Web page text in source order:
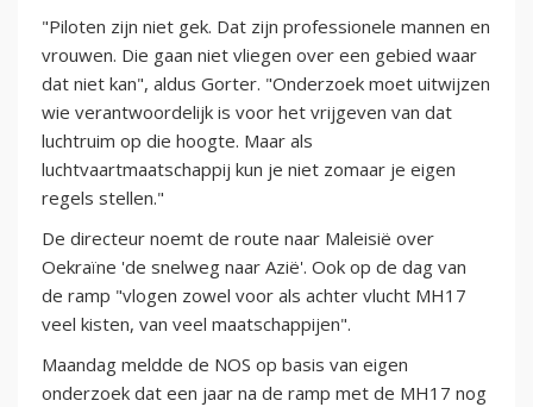
"Piloten zijn niet gek. Dat zijn professionele mannen en
vrouwen. Die gaan niet vliegen over een gebied waar
dat niet kan", aldus Gorter. "Onderzoek moet uitwijzen
wie verantwoordelijk is voor het vrijgeven van dat
luchtruim op die hoogte. Maar als
luchtvaartmaatschappij kun je niet zomaar je eigen
regels stellen."
De directeur noemt de route naar Maleisië over
Oekraïne 'de snelweg naar Azië'. Ook op de dag van
de ramp "vlogen zowel voor als achter vlucht MH17
veel kisten, van veel maatschappijen".
Maandag meldde de NOS op basis van eigen
onderzoek dat een jaar na de ramp met de MH17 nog